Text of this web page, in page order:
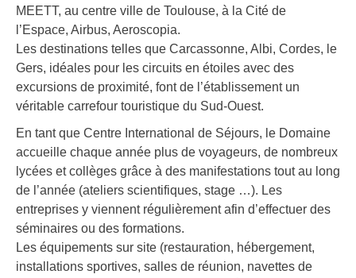
MEETT, au centre ville de Toulouse, à la Cité de
l’Espace, Airbus, Aeroscopia.
Les destinations telles que Carcassonne, Albi, Cordes, le
Gers, idéales pour les circuits en étoiles avec des
excursions de proximité, font de l’établissement un
véritable carrefour touristique du Sud-Ouest.
En tant que Centre International de Séjours, le Domaine
accueille chaque année plus de voyageurs, de nombreux
lycées et collèges grâce à des manifestations tout au long
de l’année (ateliers scientifiques, stage …). Les
entreprises y viennent régulièrement afin d’effectuer des
séminaires ou des formations.
Les équipements sur site (restauration, hébergement,
installations sportives, salles de réunion, navettes de